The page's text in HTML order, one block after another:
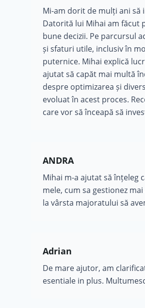
Mi-am dorit de mulți ani să
Datorită lui Mihai am făcut
bune decizii. Pe parcursul
și sfaturi utile, inclusiv în
puternice. Mihai explică
ajutat să capăt mai multă
despre optimizarea și
evoluat în acest proces.
care vor să înceapă să
ANDRA
Mihai m-a ajutat să
mele, cum sa gestionez
la vârsta majoratului să
Adrian
De mare ajutor, am
esentiale in plus.